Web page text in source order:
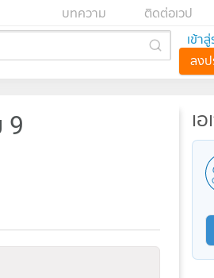
ติดต่อเวป
บทความ
เข้า
ลง
9 เ